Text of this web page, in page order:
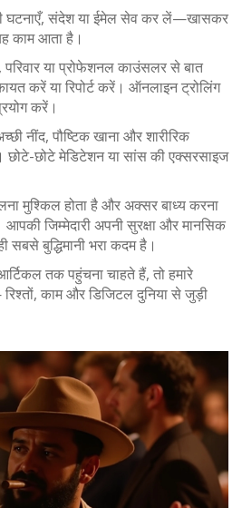
घटनाएँ, संदेश या ईमेल सेव कर लें—खासकर
काम आता है।
परिवार या प्रोफेशनल काउंसलर से बात
करें या रिपोर्ट करें। ऑनलाइन ट्रोलिंग
करें।
नींद, पौष्टिक खाना और शारीरिक
छोटे-छोटे मेडिटेशन या सांस की एक्सरसाइज
मुश्किल होता है और अक्सर बाध्य करना
जिम्मेदारी अपनी सुरक्षा और मानसिक
सबसे बुद्धिमानी भरा कदम है।
तक पहुंचना चाहते हैं, तो हमारे
काम और डिजिटल दुनिया से जुड़ी